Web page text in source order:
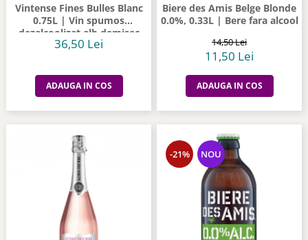
Vintense Fines Bulles Blanc
0.75L | Vin spumos
dezalcoolizat alb demisec
36,50 Lei
ADAUGA IN COS
Biere des Amis Belge Blonde
0.0%, 0.33L | Bere fara alcool
14,50 Lei
11,50 Lei
ADAUGA IN COS
-21% NOU